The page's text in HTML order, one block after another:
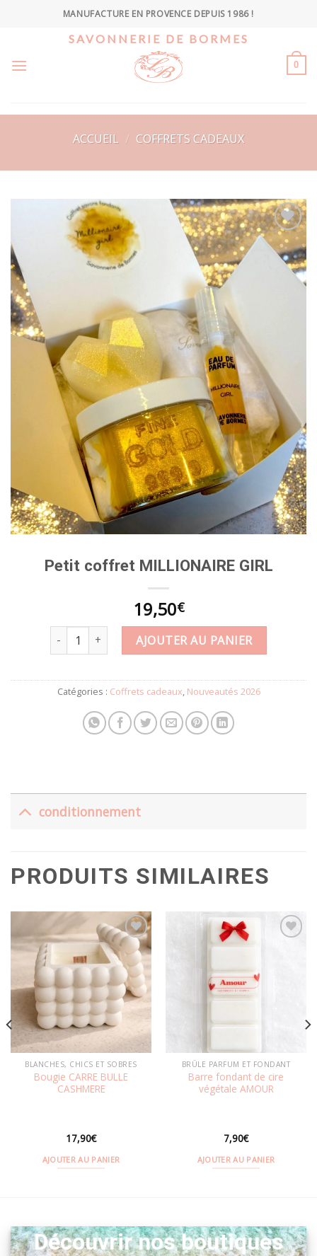
MANUFACTURE EN PROVENCE DEPUIS 1986 !
SAVONNERIE DE BORMES
0
ACCUEIL / COFFRETS CADEAUX
Ajouter
Petit coffret MILLIONAIRE GIRL
19,50€
quantité de Petit coffret MILLIONAIRE GIRL
AJOUTER AU PANIER
Catégories : Coffrets cadeaux, Nouveautés 2026
conditionnement
PRODUITS SIMILAIRES
Ajouter
à la
wishlist
BLANCHES, CHICS ET SOBRES
Bougie CARRE BULLE
CASHMERE
17,90€
AJOUTER AU PANIER
BRÛLE PARFUM ET FONDANT
Barre fondant de cire
végétale AMOUR
7,90€
AJOUTER AU PANIER
Découvrir nos boutiques